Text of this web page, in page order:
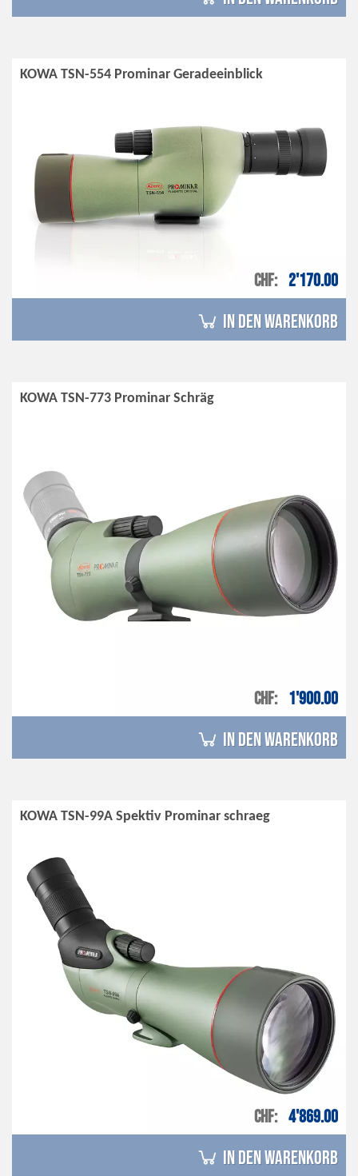
KOWA TSN-554 Prominar Geradeeinblick
CHF 2'170.00
in den Warenkorb
KOWA TSN-773 Prominar Schräg
CHF 1'900.00
in den Warenkorb
KOWA TSN-99A Spektiv Prominar schraeg
CHF 4'869.00
in den Warenkorb